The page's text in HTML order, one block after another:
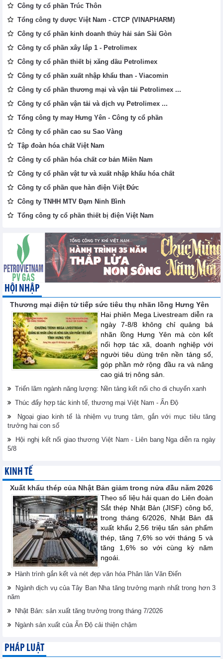
Công ty cổ phần Trúc Thôn
Tổng công ty dược Việt Nam - CTCP (VINAPHARM)
Công ty cổ phần kinh doanh thủy hải sản Sài Gòn
Công ty cổ phần xây lắp 1 - Petrolimex
Công ty cổ phần thiết bị xăng dầu Petrolimex
Công ty cổ phần xuất nhập khẩu than - Viacomin
Công ty cổ phần thương mại và vận tải Petrolimex ...
Công ty cổ phần vận tải và dịch vụ Petrolimex ...
Tổng công ty may Hưng Yên - Công ty cổ phần
Công ty cổ phần cao su Sao Vàng
Tập đoàn hóa chất Việt Nam
Công ty cổ phần hóa chất cơ bản Miền Nam
Công ty cổ phần vật tư và xuất nhập khẩu hóa chất
Công ty cổ phần que hàn điện Việt Đức
Công ty TNHH MTV Đạm Ninh Bình
Tổng công ty cổ phần thiết bị điện Việt Nam
HỘI NHẬP
Thương mại điện tử tiếp sức tiêu thụ nhãn lồng Hưng Yên
Hai phiên Mega Livestream diễn ra
ngày 7-8/8 không chỉ quảng bá
nhãn lồng Hưng Yên mà còn kết
nối hợp tác xã, doanh nghiệp với
người tiêu dùng trên nền tảng số,
góp phần mở rộng đầu ra và nâng
cao giá trị nông sản.
Triển lãm ngành năng lượng: Nền tảng kết nối cho di chuyển xanh
Thúc đẩy hợp tác kinh tế, thương mại Việt Nam - Ấn Độ
Ngoại giao kinh tế là nhiệm vụ trung tâm, gắn với mục tiêu tăng
trưởng hai con số
Hội nghị kết nối giao thương Việt Nam - Liên bang Nga diễn ra ngày
5/8
KINH TẾ
Xuất khẩu thép của Nhật Bản giảm trong nửa đầu năm 2026
Theo số liệu hải quan do Liên đoàn
Sắt thép Nhật Bản (JISF) công bố,
trong tháng 6/2026, Nhật Bản đã
xuất khẩu 2,56 triệu tấn sản phẩm
thép, tăng 7,6% so với tháng 5 và
tăng 1,6% so với cùng kỳ năm
ngoái.
Hành trình gắn kết và nét đẹp văn hóa Phân lân Văn Điển
Ngành dịch vụ của Tây Ban Nha tăng trưởng mạnh nhất trong hơn 3
năm
Nhật Bản: sản xuất tăng trưởng trong tháng 7/2026
Ngành sản xuất của Ấn Độ cải thiện chậm
PHÁP LUẬT